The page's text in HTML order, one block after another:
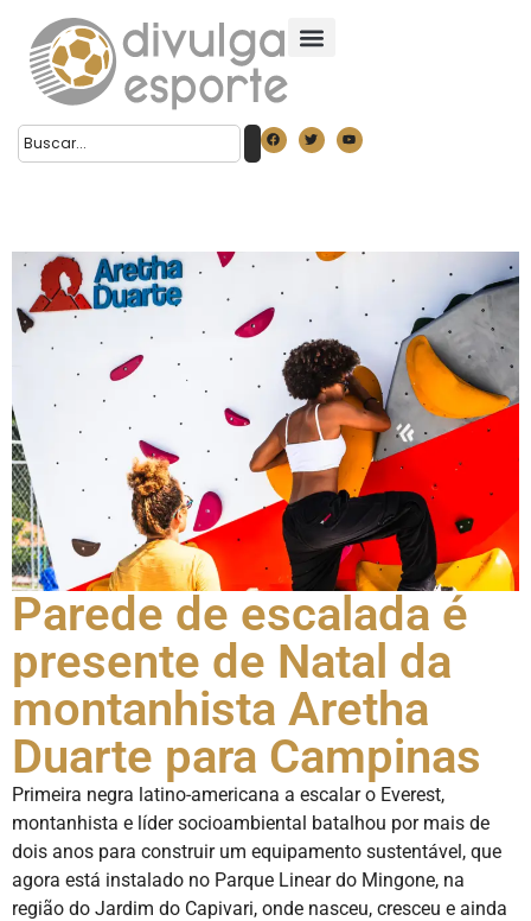
Parede de escalada é
presente de Natal da
montanhista Aretha
Duarte para Campinas
Primeira negra latino-americana a escalar o Everest,
montanhista e líder socioambiental batalhou por mais de
dois anos para construir um equipamento sustentável, que
agora está instalado no Parque Linear do Mingone, na
região do Jardim do Capivari, onde nasceu, cresceu e ainda